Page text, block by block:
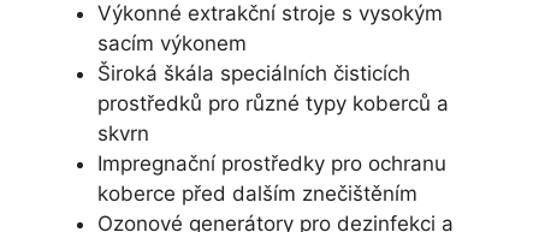
Výkonné extrakční stroje s vysokým
sacím výkonem
Široká škála speciálních čisticích
prostředků pro různé typy koberců a
skvrn
Impregnační prostředky pro ochranu
koberce před dalším znečištěním
Ozonové generátory pro dezinfekci a